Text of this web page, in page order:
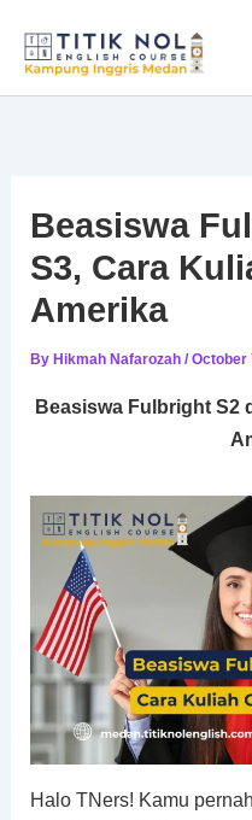
content
Beasiswa
S3, Cara
Amerika
By Hikmah Nafarozah/October
Beasiswa Fulbright S2
Halo TNers! Kamu